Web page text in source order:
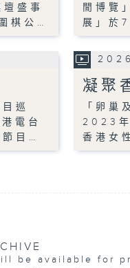
盛事
棋公…
閒博覽
展」於
巡
電台
目…
凝聚
「卵巢
2023年
香港女
be available for